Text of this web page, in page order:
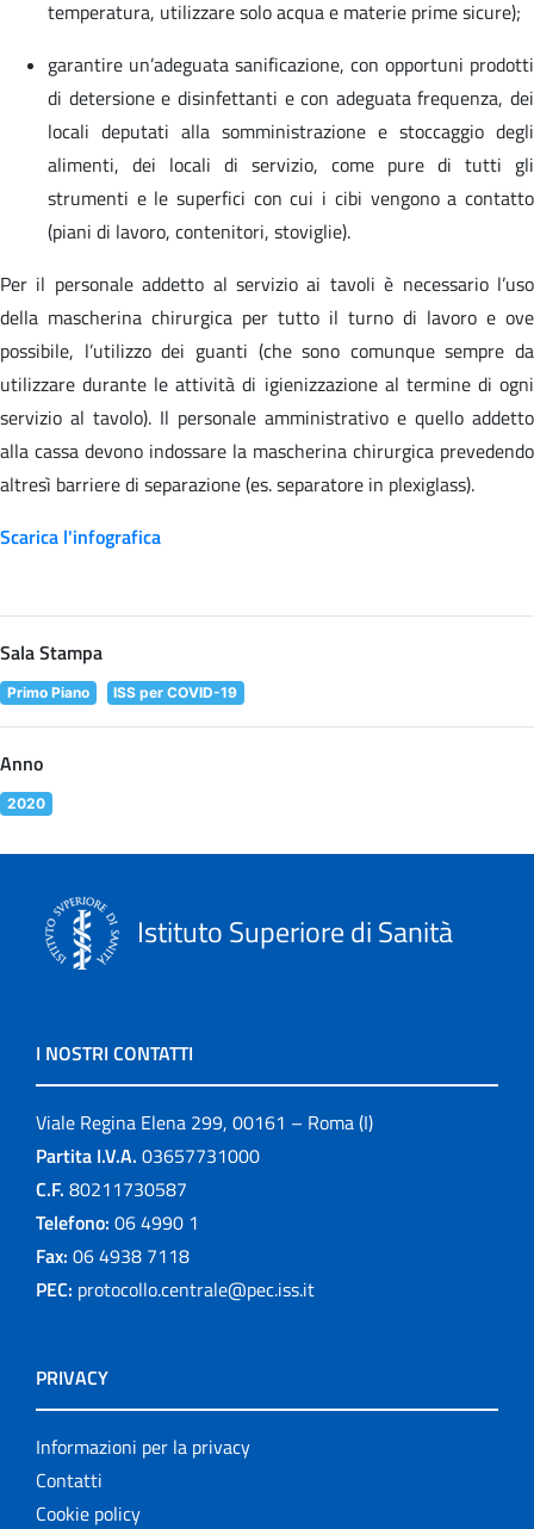
temperatura, utilizzare solo acqua e materie prime sicure);
garantire un’adeguata sanificazione, con opportuni prodotti
di detersione e disinfettanti e con adeguata frequenza, dei
locali deputati alla somministrazione e stoccaggio degli
alimenti, dei locali di servizio, come pure di tutti gli
strumenti e le superfici con cui i cibi vengono a contatto
(piani di lavoro, contenitori, stoviglie).
Per il personale addetto al servizio ai tavoli è necessario l’uso
della mascherina chirurgica per tutto il turno di lavoro e ove
possibile, l’utilizzo dei guanti (che sono comunque sempre da
utilizzare durante le attività di igienizzazione al termine di ogni
servizio al tavolo). Il personale amministrativo e quello addetto
alla cassa devono indossare la mascherina chirurgica prevedendo
altresì barriere di separazione (es. separatore in plexiglass).
Scarica l'infografica
Sala Stampa
Primo Piano ISS per COVID-19
Anno
2020
Istituto Superiore di Sanità
I NOSTRI CONTATTI
Viale Regina Elena 299, 00161 – Roma (I)
Partita I.V.A. 03657731000
C.F. 80211730587
Telefono: 06 4990 1
Fax: 06 4938 7118
PEC: protocollo.centrale@pec.iss.it
PRIVACY
Informazioni per la privacy
Contatti
Cookie policy